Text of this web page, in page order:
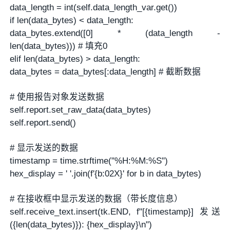
data_length = int(self.data_length_var.get())
if len(data_bytes) < data_length:
data_bytes.extend([0] * (data_length -
len(data_bytes))) # 填充0
elif len(data_bytes) > data_length:
data_bytes = data_bytes[:data_length] # 截断数据
# 使用报告对象发送数据
self.report.set_raw_data(data_bytes)
self.report.send()
# 显示发送的数据
timestamp = time.strftime("%H:%M:%S")
hex_display = ' '.join(f'{b:02X}' for b in data_bytes)
# 在接收框中显示发送的数据（带长度信息）
self.receive_text.insert(tk.END, f"[{timestamp}] 发送
({len(data_bytes)}): {hex_display}\n")